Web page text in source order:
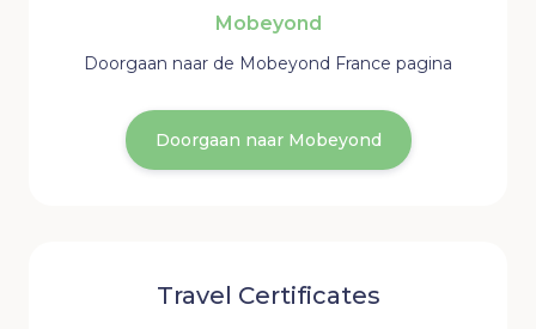
Mobeyond
Doorgaan naar de Mobeyond France pagina
Doorgaan naar Mobeyond
Travel Certificates